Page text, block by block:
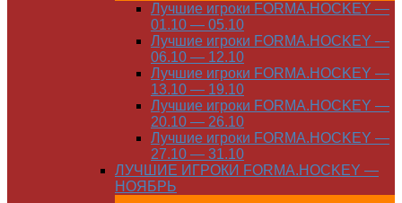
Лучшие игроки FORMA.HOCKEY —
01.10 — 05.10
Лучшие игроки FORMA.HOCKEY —
06.10 — 12.10
Лучшие игроки FORMA.HOCKEY —
13.10 — 19.10
Лучшие игроки FORMA.HOCKEY —
20.10 — 26.10
Лучшие игроки FORMA.HOCKEY —
27.10 — 31.10
ЛУЧШИЕ ИГРОКИ FORMA.HOCKEY —
НОЯБРЬ